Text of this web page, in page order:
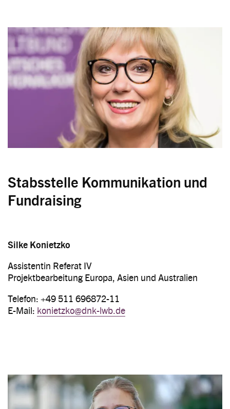
Image
Stabsstelle Kommunikation und
Fundraising
Silke Konietzko
Assistentin Referat IV
Projektbearbeitung Europa, Asien und Australien
Telefon: +49 511 696872-11
E-Mail: konietzko@dnk-lwb.de
Image